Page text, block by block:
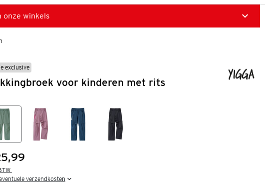
onze winkels
exclusive
voor kinderen met rits
verzendkosten